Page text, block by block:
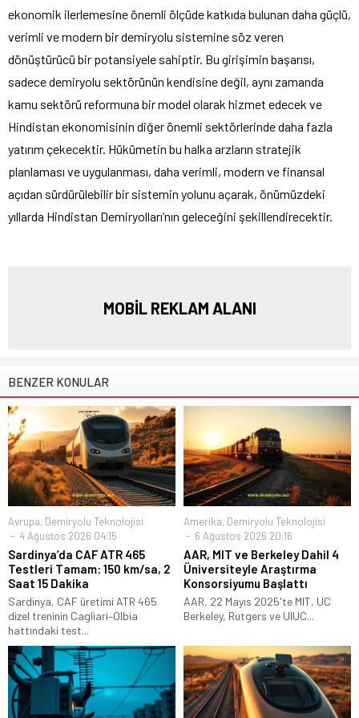
ekonomik ilerlemesine önemli ölçüde katkıda bulunan daha güçlü,
verimli ve modern bir demiryolu sistemine söz veren
dönüştürücü bir potansiyele sahiptir. Bu girişimin başarısı,
sadece demiryolu sektörünün kendisine değil, aynı zamanda
kamu sektörü reformuna bir model olarak hizmet edecek ve
Hindistan ekonomisinin diğer önemli sektörlerinde daha fazla
yatırım çekecektir. Hükümetin bu halka arzların stratejik
planlaması ve uygulanması, daha verimli, modern ve finansal
açıdan sürdürülebilir bir sistemin yolunu açarak, önümüzdeki
yıllarda Hindistan Demiryolları’nın geleceğini şekillendirecektir.
MOBİL REKLAM ALANI
BENZER KONULAR
Avrupa, Demiryolu Teknolojisi
4 Ağustos 2026 04:15
Sardinya’da CAF ATR 465
Testleri Tamam: 150 km/sa, 2
Saat 15 Dakika
Sardinya, CAF üretimi ATR 465
dizel treninin Cagliari–Olbia
hattındaki test...
Amerika, Demiryolu Teknolojisi
6 Ağustos 2026 20:16
AAR, MIT ve Berkeley Dahil 4
Üniversiteyle Araştırma
Konsorsiyumu Başlattı
AAR, 22 Mayıs 2025'te MIT, UC
Berkeley, Rutgers ve UIUC...